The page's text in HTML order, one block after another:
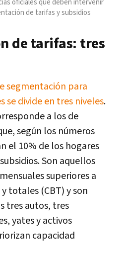
oficiales que deben intervenir
de tarifas y subsidios
de tarifas: tres
segmentación para
se divide en tres niveles.
a los de
según los números
el 10% de los hogares
Son aquellos
superiores a
totales (CBT) y son
tres autos, tres
yates y activos
capacidad